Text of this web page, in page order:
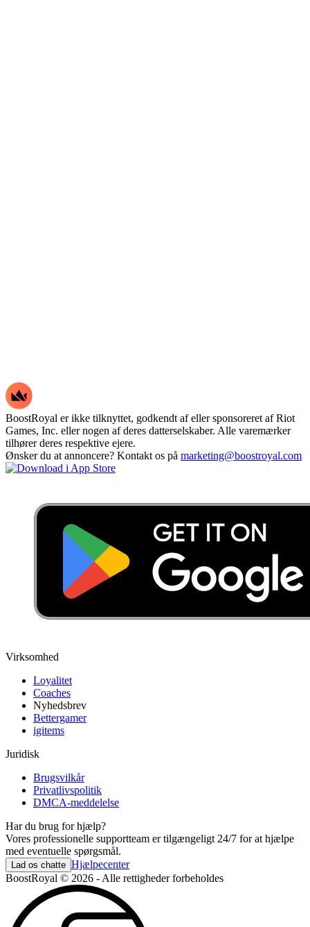
BoostRoyal er ikke tilknyttet, godkendt af eller sponsoreret af Riot
Games, Inc. eller nogen af deres datterselskaber. Alle varemærker
tilhører deres respektive ejere.
Ønsker du at annoncere? Kontakt os på marketing@boostroyal.com
Virksomhed
Loyalitet
Coaches
Nyhedsbrev
Bettergamer
igitems
Juridisk
Brugsvilkår
Privatlivspolitik
DMCA-meddelelse
Har du brug for hjælp?
Vores professionelle supportteam er tilgængeligt 24/7 for at hjælpe
med eventuelle spørgsmål.
Lad os chatte Hjælpecenter
BoostRoyal © 2026 - Alle rettigheder forbeholdes